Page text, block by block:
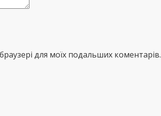
для моїх подальших коментарів.